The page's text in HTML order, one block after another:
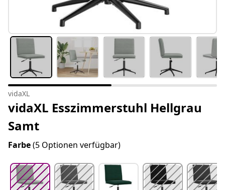
vidaXL
vidaXL Esszimmerstuhl Hellgrau
Samt
Farbe(5 Optionen verfügbar)